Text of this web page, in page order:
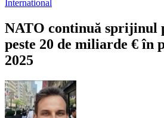
International
NATO continuă sprijinul
peste 20 de miliarde € în
2025